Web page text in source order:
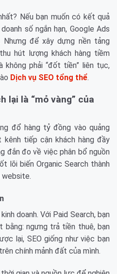
Nếu bạn muốn có kết quả
số ngắn hạn, Google Ads
Nhưng để xây dựng nền tảng
hút lượng khách hàng tiềm
không phải “đốt tiền” liên tục,
Dịch vụ SEO tổng thể.
lại là “mỏ vàng” của
đổ hàng tỷ đồng vào quảng
tiếp cận khách hàng đầy
đắn đo về việc phân bổ nguồn
lõi biến Organic Search thành
website.
doanh. Với Paid Search, bạn
bằng: ngưng trả tiền thuê, bạn
lại, SEO giống như việc bạn
chính mảnh đất của mình.